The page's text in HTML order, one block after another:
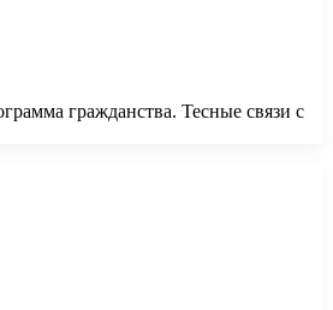
гражданства. Тесные связи с